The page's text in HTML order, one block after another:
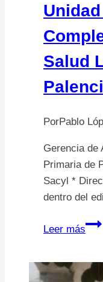
Salud
PorPablo
Gerencia de
Primaria de
Sacyl *
dentro del
Leer más